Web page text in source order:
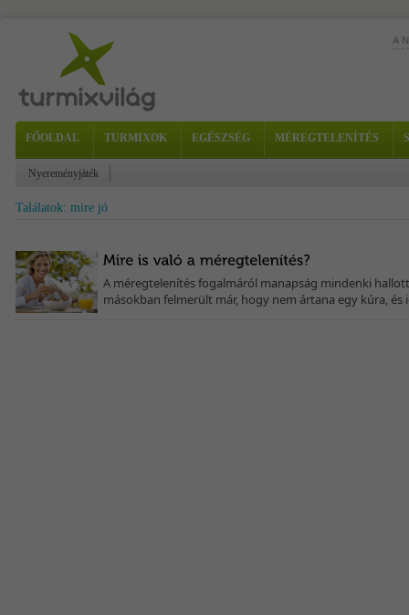
A
FŐOLDAL TURMIXOK EGÉSZSÉG MÉREGTELENÍTÉS
Nyereményjáték
Találatok: mire jó
A méregtelenítés fogalmáról manapság mindenki
másokban felmerült már, hogy nem ártana egy kúra, és